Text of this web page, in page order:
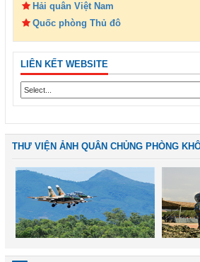
Hải quân Việt Nam
Quốc phòng Thủ đô
LIÊN KẾT WEBSITE
THƯ VIỆN ẢNH QUÂN CHỦNG PHÒNG